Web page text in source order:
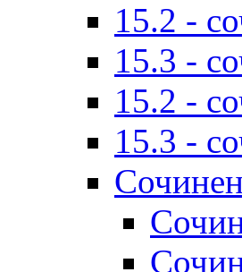
15.2 -
15.3 -
15.2 -
15.3 -